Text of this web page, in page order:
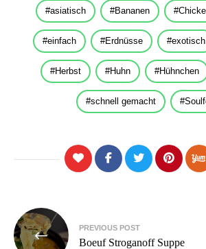
asiatisch Bananen
einfach Erdnüsse exotisch
Herbst Huhn Hühnchen
schnell gemacht
Beitragsnavigation
PREVIOUS POST
Boeuf Stroganoff Suppe